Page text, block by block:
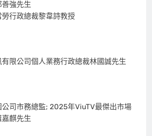
強先生
行政總裁黎韋詩教授
限公司個人業務行政總裁林國誠先生
公司市務總監; 2025年ViuTV最傑出市場
麒先生